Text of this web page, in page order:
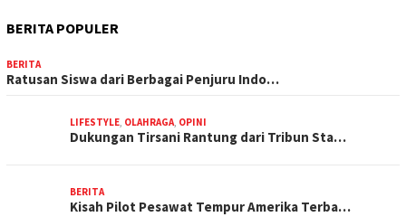
BERITA POPULER
BERITA
Ratusan Siswa dari Berbagai Penjuru Indo…
LIFESTYLE, OLAHRAGA, OPINI
Dukungan Tirsani Rantung dari Tribun Sta…
BERITA
Kisah Pilot Pesawat Tempur Amerika Terba…